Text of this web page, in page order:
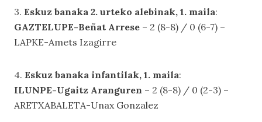
3. Eskuz banaka 2. urteko alebinak, 1. maila:
GAZTELUPE-Beñat Arrese – 2 (8-8) / 0 (6-7) –
LAPKE-Amets Izagirre
4. Eskuz banaka infantilak, 1. maila:
ILUNPE-Ugaitz Aranguren – 2 (8-8) / 0 (2-3) –
ARETXABALETA-Unax Gonzalez